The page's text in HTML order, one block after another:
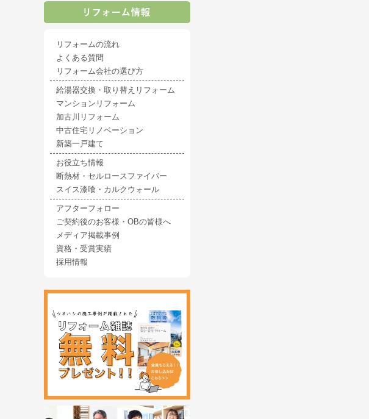
リフォームの流れ
よくある質問
リフォーム会社の選び方
給湯器交換・取り替えリフォーム
マンションリフォーム
加古川リフォーム
中古住宅リノベーション
新築一戸建て
お役立ち情報
断熱材・セルロースファイバー
スイス漆喰・カルクウォール
アフターフォロー
ご契約後のお客様・OBの皆様へ
メディア掲載事例
資格・受賞実績
採用情報